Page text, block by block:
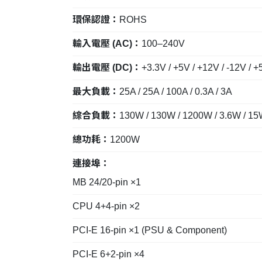
環保認證： ROHS
輸入電壓 (AC)： 100–240V
輸出電壓 (DC)： +3.3V / +5V / +12V / -12V /
最大負載： 25A / 25A / 100A / 0.3A / 3A
綜合負載： 130W / 130W / 1200W / 3.6W /
總功耗： 1200W
連接埠：
MB 24/20-pin ×1
CPU 4+4-pin ×2
PCI-E 16-pin ×1 (PSU & Component)
PCI-E 6+2-pin ×4